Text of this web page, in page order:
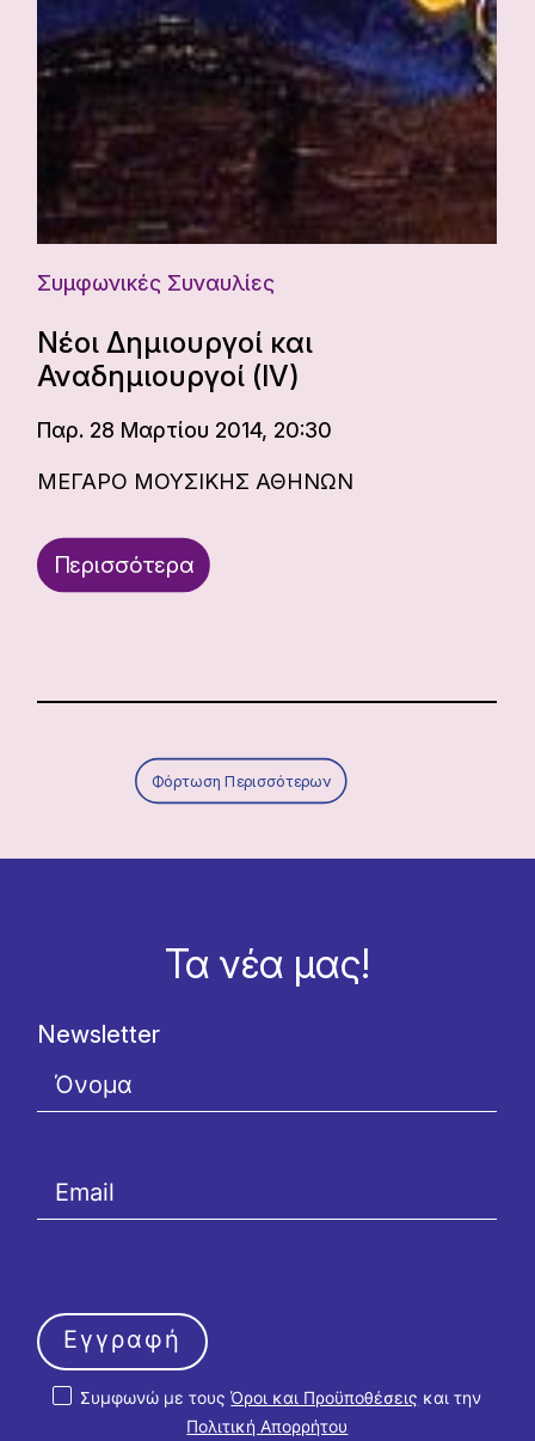
Συμφωνικές Συναυλίες
Νέοι Δημιουργοί και
Αναδημιουργοί (IV)
Παρ. 28 Μαρτίου 2014, 20:30
ΜΕΓΑΡΟ ΜΟΥΣΙΚΗΣ ΑΘΗΝΩΝ
Περισσότερα
Φόρτωση Περισσότερων
Τα νέα μας!
Newsletter
Συμφωνώ με τουςΌροι και Προϋποθέσεις και την
Πολιτική Απορρήτου
Εγγραφή